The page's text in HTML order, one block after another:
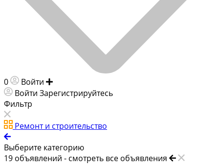
0 Войти
Войти Зарегистрируйтесь
Фильтр
Ремонт и строительство
Выберите категорию
19 объявлений - смотреть все объявления